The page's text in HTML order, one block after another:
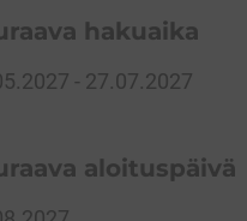
hakuaika
- 27.07.2027
aloituspäivä